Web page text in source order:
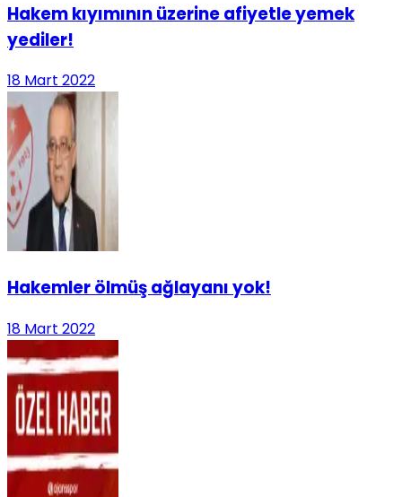
Hakem kıyımının üzerine afiyetle yemek
yediler!
18 Mart 2022
Hakemler ölmüş ağlayanı yok!
18 Mart 2022